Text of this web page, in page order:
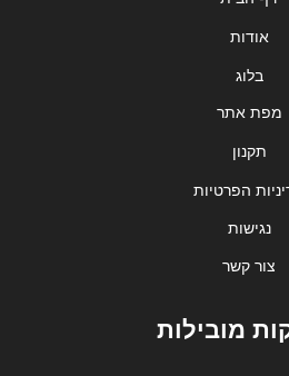
אודות
בלוג
מפת אתר
תקנון
הפרטיות
נגישות
צור קשר
מובילות